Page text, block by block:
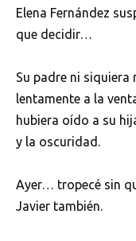
Elena Fernández
que decidir…
Su padre ni siquiera
lentamente a la
hubiera oído a su
y la oscuridad.
Ayer… tropecé sin
Javier también.